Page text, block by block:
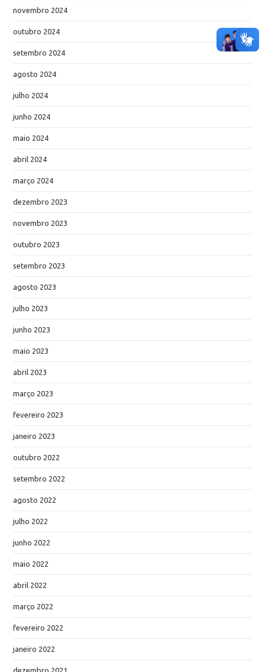
novembro 2024
outubro 2024
setembro 2024
agosto 2024
julho 2024
junho 2024
maio 2024
abril 2024
março 2024
dezembro 2023
novembro 2023
outubro 2023
setembro 2023
agosto 2023
julho 2023
junho 2023
maio 2023
abril 2023
março 2023
fevereiro 2023
janeiro 2023
outubro 2022
setembro 2022
agosto 2022
julho 2022
junho 2022
maio 2022
abril 2022
março 2022
fevereiro 2022
janeiro 2022
dezembro 2021